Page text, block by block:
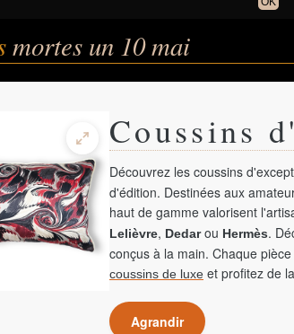
mortes un 10 mai
Coussins
Découvrez les coussins
d'édition. Destinées aux
haut de gamme valorisent
Lelièvre, Dedarou Hermès.
conçus à la main. Chaque
coussins de luxe et profitez de
Agrandir